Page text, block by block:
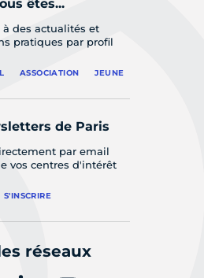
êtes...
à des actualités et
pratiques par profil
ASSOCIATION JEUNE
de Paris
par email
vos centres d'intérêt
S'INSCRIRE
réseaux